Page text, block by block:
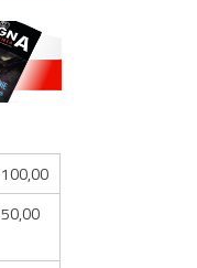
100,00
50,00